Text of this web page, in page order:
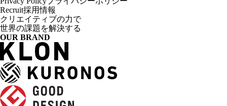
Recruit採用情報
クリエイティブの力で
世界の課題を解決する
OUR BRAND